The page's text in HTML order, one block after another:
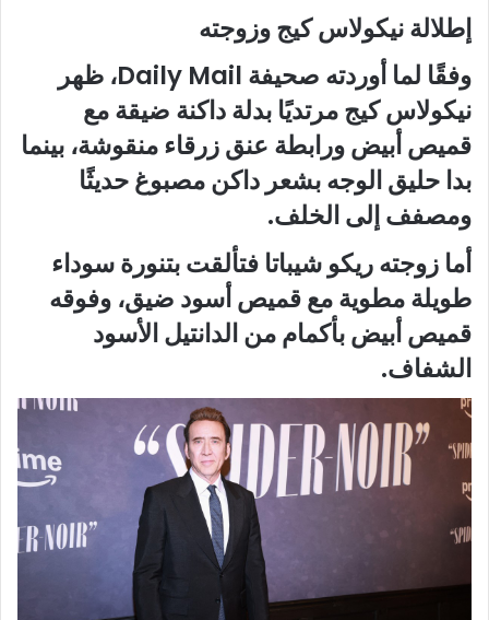
إطلالة نيكولاس كيج وزوجته
وفقًا لما أوردته صحيفة Daily Mail، ظهر
نيكولاس كيج مرتديًا بدلة داكنة ضيقة مع
قميص أبيض ورابطة عنق زرقاء منقوشة، بينما
بدا حليق الوجه بشعر داكن مصبوغ حديثًا
ومصفف إلى الخلف.
أما زوجته ريكو شيباتا فتألقت بتنورة سوداء
طويلة مطوية مع قميص أسود ضيق، وفوقه
قميص أبيض بأكمام من الدانتيل الأسود
الشفاف.